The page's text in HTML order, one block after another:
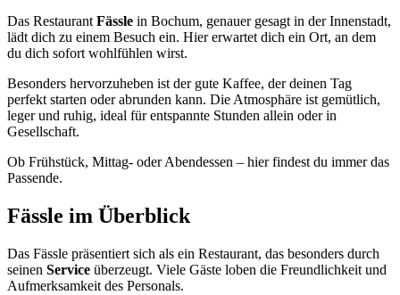
Das Restaurant Fässle in Bochum, genauer gesagt in der Innenstadt,
lädt dich zu einem Besuch ein. Hier erwartet dich ein Ort, an dem
du dich sofort wohlfühlen wirst.
Besonders hervorzuheben ist der gute Kaffee, der deinen Tag
perfekt starten oder abrunden kann. Die Atmosphäre ist gemütlich,
leger und ruhig, ideal für entspannte Stunden allein oder in
Gesellschaft.
Ob Frühstück, Mittag- oder Abendessen – hier findest du immer das
Passende.
Fässle im Überblick
Das Fässle präsentiert sich als ein Restaurant, das besonders durch
seinen Service überzeugt. Viele Gäste loben die Freundlichkeit und
Aufmerksamkeit des Personals.